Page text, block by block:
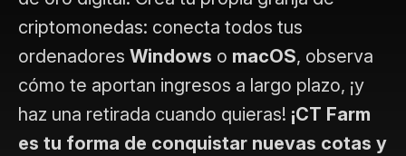
criptomonedas: conecta todos tus
ordenadores Windows o macOS, observa
cómo te aportan ingresos a largo plazo, ¡y
haz una retirada cuando quieras! ¡CT Farm
es tu forma de conquistar nuevas cotas y